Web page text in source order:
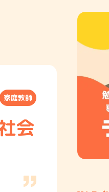
家庭教師
会